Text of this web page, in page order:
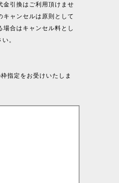
金引換はご利用頂けませ
キャンセルは原則として
場合はキャンセル料とし
。
指定をお受けいたしま